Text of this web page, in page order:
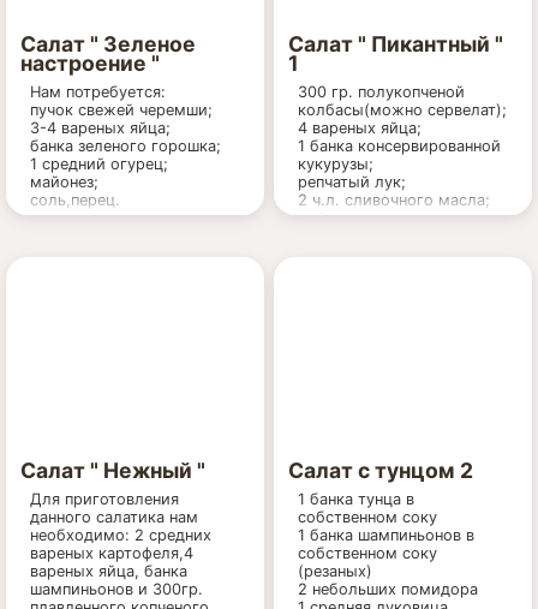
Салат " Зеленое
настроение "
Нам потребуется:
пучок свежей черемши;
3-4 вареных яйца;
банка зеленого горошка;
1 средний огурец;
майонез;
соль,перец.
Салат " Пикантный "
1
300 гр. полукопченой
колбасы(можно сервелат);
4 вареных яйца;
1 банка консервированной
кукурузы;
репчатый лук;
2 ч.л. сливочного масла;
майонез.
Салат " Нежный "
Для приготовления
данного салатика нам
необходимо: 2 средних
вареных картофеля,4
вареных яйца, банка
шампиньонов и 300гр.
Салат с тунцом 2
1 банка тунца в
собственном соку
1 банка шампиньонов в
собственном соку
(резаных)
2 небольших помидора